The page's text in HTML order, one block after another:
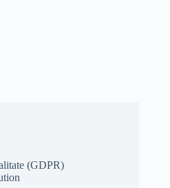
(GDPR)